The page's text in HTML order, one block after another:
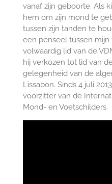
vanaf zijn geboorte. Als
hem om zijn mond te
tussen zijn tanden te
een penseel tussen mijn
volwaardig lid van de
hij verkozen tot lid van
gelegenheid van de
Lissabon. Sinds 4 juli
voorzitter van de
Mond- en Voetschilders.